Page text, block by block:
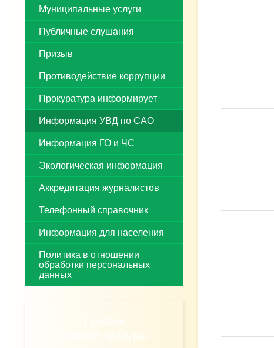
Муниципальные услуги
Публичные слушания
Призыв
Противодействие коррупции
Прокуратура информирует
Информация УВД по САО
Информация ГО и ЧС
Экологическая информация
Аккредитация журналистов
Телефонный справочник
Информация для населения
Политика в отношении
обработки персональных
данных
приема граждан